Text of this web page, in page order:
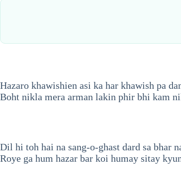
Hazaro khawishien asi ka har khawish pa
Boht nikla mera arman lakin phir bhi kam
Dil hi toh hai na sang-o-ghast dard sa bhar
Roye ga hum hazar bar koi humay sitay